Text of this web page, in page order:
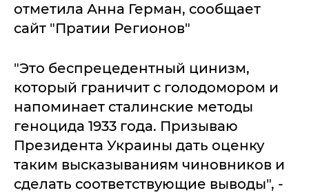
отметила Анна Герман, сообщает
сайт "Пратии Регионов"
"Это беспрецедентный цинизм,
который граничит с голодомором и
напоминает сталинские методы
геноцида 1933 года. Призываю
Президента Украины дать оценку
таким высказываниям чиновников и
сделать соответствующие выводы", -